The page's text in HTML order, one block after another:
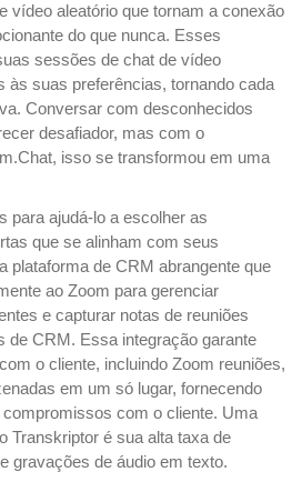
vídeo aleatório que tornam a conexão
do que nunca. Esses
sessões de chat de vídeo
às suas preferências, tornando cada
Conversar com desconhecidos
desafiador, mas com o
isso se transformou em uma
para ajudá-lo a escolher as
que se alinham com seus
plataforma de CRM abrangente que
ao Zoom para gerenciar
e capturar notas de reuniões
de CRM. Essa integração garante
o cliente, incluindo Zoom reuniões,
em um só lugar, fornecendo
com o cliente. Uma
Transkriptor é sua alta taxa de
gravações de áudio em texto.